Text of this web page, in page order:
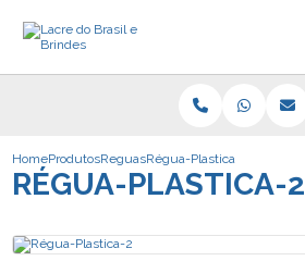
HomeProdutosReguasRégua-Plastica-2
RÉGUA-PLASTICA-2